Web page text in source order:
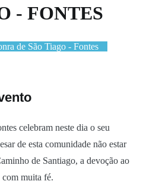
- FONTES
de São Tiago - Fontes
celebram neste dia o seu
de esta comunidade não estar
de Santiago, a devoção ao
com muita fé.